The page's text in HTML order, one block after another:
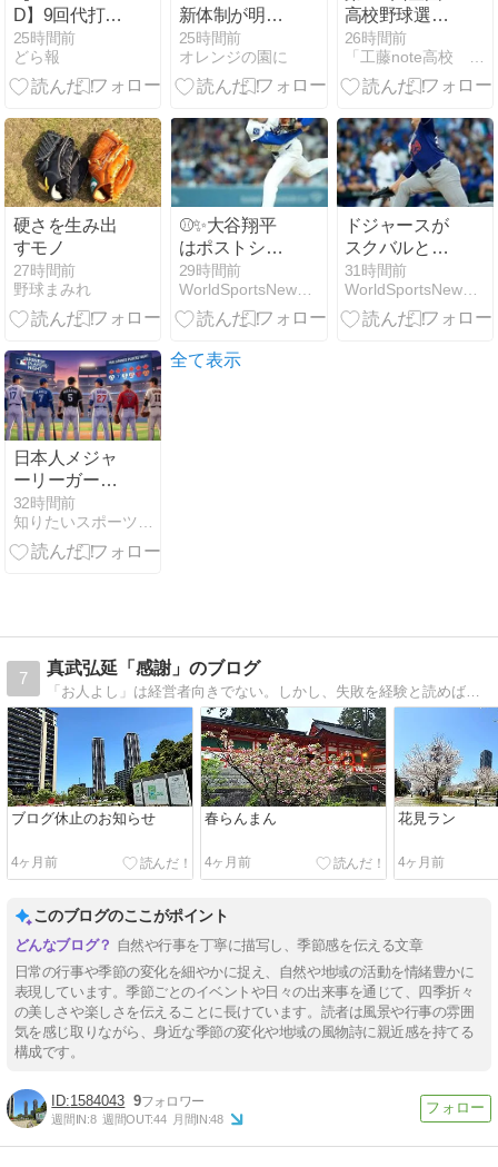
D】9回代打・
阿部が逆転タ
イムリー！中
日逆転勝ちで
25時間前
どら報
新体制が明ら
かに。“重
大”発表が重大
だったためし
25時間前
オレンジの園に
高校野球選手
権大会（夏の
甲子園） 3日
目
26時間前
「工藤note高校 野球部」甲子園・日本一までの育成プロセス
硬さを生み出
すモノ
27時間前
野球まみれ
⚾✨大谷翔平
はポストシー
ズンで先発で
きるのか？ ド
ジャースに漂
のリアル
29時間前
WorldSportsNews (ワールドスポーツニュース)
ドジャースが
スクバルと長
期契約濃厚⁉︎
山本由伸超え
の超大型契約
31時間前
WorldSportsNews (ワールドスポーツニュース)
日本人メジャ
ーリーガー8
月7日まと
め！延長サヨ
ナラ決着が2
32時間前
知りたいスポーツNEWS
全て表示
7
真武弘延「感謝」のブログ
「お人よし」は経営者向きでない。しかし、失敗を経験と読めば、感謝の仕組みができ、成功への夢が掴める。
ブログ休止のお知らせ
4ヶ月前
春らんまん
4ヶ月前
花見ラン
4ヶ月前
このブログのここがポイント
自然や行事を丁寧に描写し、季節感を伝える文章
日常の行事や季節の変化を細やかに捉え、自然や地域の活動を情緒豊かに
表現しています。季節ごとのイベントや日々の出来事を通じて、四季折々
の美しさや楽しさを伝えることに長けています。読者は風景や行事の雰囲
気を感じ取りながら、身近な季節の変化や地域の風物詩に親近感を持てる
構成です。
1584043 9
週間IN:8 週間OUT:44 月間IN:48